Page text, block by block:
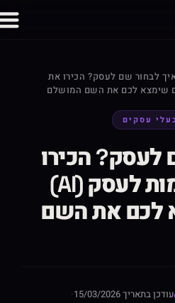
לבחור שם לעסק? הכירו את
עסקים
לעסק? הכירו
את מחולל שמות לעסק (AI)
לכם את השם
בתאריך 15/03/2026
·